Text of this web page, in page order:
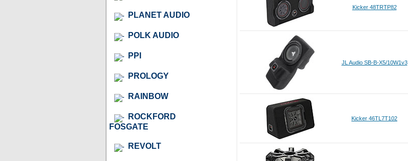
PLANET AUDIO
POLK AUDIO
PPI
PROLOGY
RAINBOW
ROCKFORD
FOSGATE
REVOLT
Kicker 48TRTP82
JL Audio SB-B-X5/10W1v3
Kicker 46TL7T102